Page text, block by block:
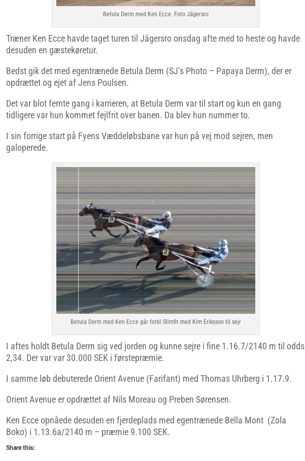
Betula Derm med Ken Ecce. Foto Jägersro
Træner Ken Ecce havde taget turen til Jägersro onsdag afte med to heste og havde
desuden en gæstekøretur.
Bedst gik det med egentrænede Betula Derm (SJ’s Photo – Papaya Derm), der er
opdrættet og ejet af Jens Poulsen.
Det var blot femte gang i karrieren, at Betula Derm var til start og kun en gang
tidligere var hun kommet fejlfrit over banen. Da blev hun nummer to.
I sin forrige start på Fyens Væddeløbsbane var hun på vej mod sejren, men
galoperede.
Betula Derm med Ken Ecce går forbi Slimfit med Kim Eriksson til sejr
I aftes holdt Betula Derm sig ved jorden og kunne sejre i fine 1.16.7/2140 m til odds
2,34. Der var var 30.000 SEK i førstepræmie.
I samme løb debuterede Orient Avenue (Farifant) med Thomas Uhrberg i 1.17.9.
Orient Avenue er opdrættet af Nils Moreau og Preben Sørensen.
Ken Ecce opnåede desuden en fjerdeplads med egentrænede Bella Mont (Zola
Boko) i 1.13.6a/2140 m – præmie 9.100 SEK.
Share this: